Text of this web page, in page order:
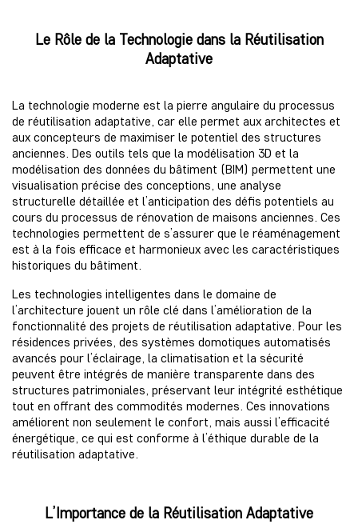
Le Rôle de la Technologie dans la Réutilisation
Adaptative
La technologie moderne est la pierre angulaire du processus
de réutilisation adaptative, car elle permet aux architectes et
aux concepteurs de maximiser le potentiel des structures
anciennes. Des outils tels que la modélisation 3D et la
modélisation des données du bâtiment (BIM) permettent une
visualisation précise des conceptions, une analyse
structurelle détaillée et l’anticipation des défis potentiels au
cours du processus de rénovation de maisons anciennes. Ces
technologies permettent de s’assurer que le réaménagement
est à la fois efficace et harmonieux avec les caractéristiques
historiques du bâtiment.
Les technologies intelligentes dans le domaine de
l’architecture jouent un rôle clé dans l’amélioration de la
fonctionnalité des projets de réutilisation adaptative. Pour les
résidences privées, des systèmes domotiques automatisés
avancés pour l’éclairage, la climatisation et la sécurité
peuvent être intégrés de manière transparente dans des
structures patrimoniales, préservant leur intégrité esthétique
tout en offrant des commodités modernes. Ces innovations
améliorent non seulement le confort, mais aussi l’efficacité
énergétique, ce qui est conforme à l’éthique durable de la
réutilisation adaptative.
L’Importance de la Réutilisation Adaptative